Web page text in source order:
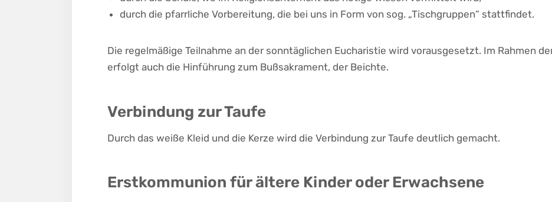
durch die pfarrliche Vorbereitung, die bei uns in Form von sog. „Tischgruppen“ stattfindet.
Die regelmäßige Teilnahme an der sonntäglichen Eucharistie wird vorausgesetzt. Im Rahmen
erfolgt auch die Hinführung zum Bußsakrament, der Beichte.
Verbindung zur Taufe
Durch das weiße Kleid und die Kerze wird die Verbindung zur Taufe deutlich gemacht.
Erstkommunion für ältere Kinder oder Erwachsene